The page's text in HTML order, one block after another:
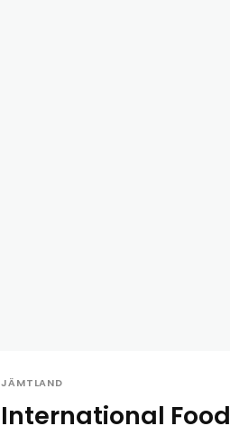
JÄMTLAND
International Food